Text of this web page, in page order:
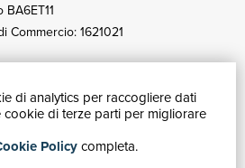
di analytics per raccogliere dati
di terze parti per migliorare
Policycompleta.
Commercio: 1621021
ACQUISTI
Catalogo
Ricerca avanzata